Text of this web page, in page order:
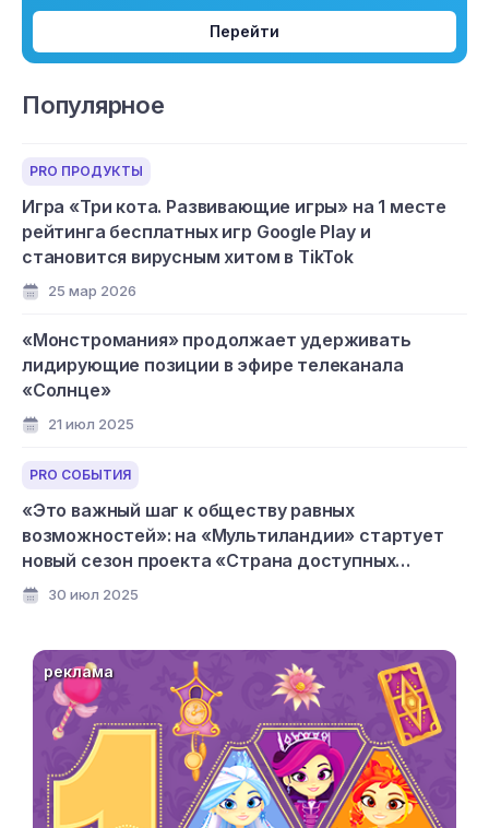
Перейти
Популярное
PRO ПРОДУКТЫ
Игра «Три кота. Развивающие игры» на 1 месте
рейтинга бесплатных игр Google Play и
становится вирусным хитом в TikTok
25 мар 2026
«Монстромания» продолжает удерживать
лидирующие позиции в эфире телеканала
«Солнце»
21 июл 2025
PRO СОБЫТИЯ
«Это важный шаг к обществу равных
возможностей»: на «Мультиландии» стартует
новый сезон проекта «Страна доступных
мультфильмов»
30 июл 2025
реклама